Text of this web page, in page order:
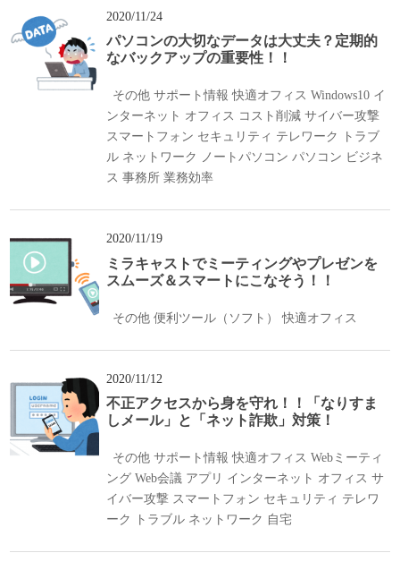
2020/11/24
パソコンの大切なデータは大丈夫？定期的
なバックアップの重要性！！
その他 サポート情報 快適オフィス Windows10 イ
ンターネット オフィス コスト削減 サイバー攻撃
スマートフォン セキュリティ テレワーク
トラブ
ル ネットワーク ノートパソコン パソコン ビジネ
ス 事務所 業務効率
2020/11/19
ミラキャストでミーティングやプレゼンを
スムーズ＆スマートにこなそう！！
その他 便利ツール（ソフト） 快適オフィス
2020/11/12
不正アクセスから身を守れ！！「なりすま
しメール」と「ネット詐欺」対策！
その他 サポート情報 快適オフィス Webミーティ
ング Web会議 アプリ インターネット オフィス サ
イバー攻撃 スマートフォン セキュリティ テレワ
ーク
トラブル ネットワーク 自宅